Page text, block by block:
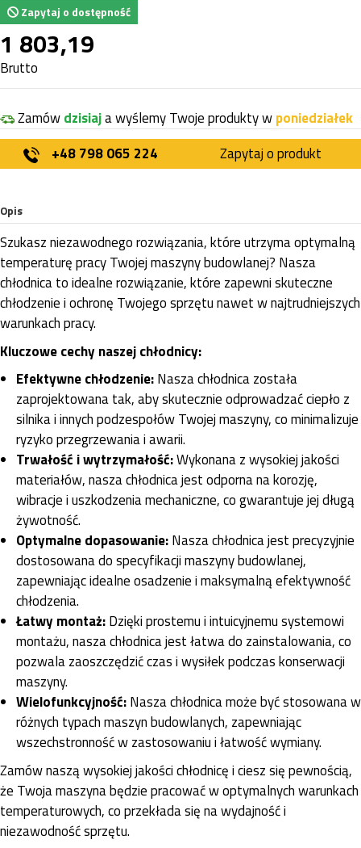
Zapytaj o dostępność
1 803,19
Brutto
Zamówdzisiaja wyślemy Twoje produkty wponiedziałek
+48 798 065 224
Zapytaj o produkt
Opis
Szukasz niezawodnego rozwiązania, które utrzyma optymalną
temperaturę pracy Twojej maszyny budowlanej? Nasza
chłodnica to idealne rozwiązanie, które zapewni skuteczne
chłodzenie i ochronę Twojego sprzętu nawet w najtrudniejszych
warunkach pracy.
Kluczowe cechy naszej chłodnicy:
Efektywne chłodzenie:Nasza chłodnica została
zaprojektowana tak, aby skutecznie odprowadzać ciepło z
silnika i innych podzespołów Twojej maszyny, co minimalizuje
ryzyko przegrzewania i awarii.
Trwałość i wytrzymałość:Wykonana z wysokiej jakości
materiałów, nasza chłodnica jest odporna na korozję,
wibracje i uszkodzenia mechaniczne, co gwarantuje jej długą
żywotność.
Optymalne dopasowanie:Nasza chłodnica jest precyzyjnie
dostosowana do specyfikacji maszyny budowlanej,
zapewniając idealne osadzenie i maksymalną efektywność
chłodzenia.
Łatwy montaż:Dzięki prostemu i intuicyjnemu systemowi
montażu, nasza chłodnica jest łatwa do zainstalowania, co
pozwala zaoszczędzić czas i wysiłek podczas konserwacji
maszyny.
Wielofunkcyjność:Nasza chłodnica może być stosowana w
różnych typach maszyn budowlanych, zapewniając
wszechstronność w zastosowaniu i łatwość wymiany.
Zamów naszą wysokiej jakości chłodnicę i ciesz się pewnością,
że Twoja maszyna będzie pracować w optymalnych warunkach
temperaturowych, co przekłada się na wydajność i
niezawodność sprzętu.